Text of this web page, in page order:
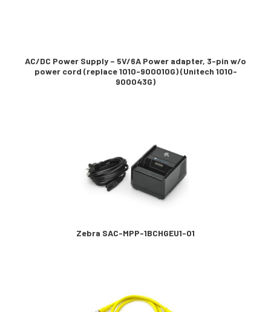
AC/DC Power Supply – 5V/6A Power adapter, 3-pin w/o
power cord (replace 1010-900010G) (Unitech 1010-
900043G)
Zebra SAC-MPP-1BCHGEU1-01